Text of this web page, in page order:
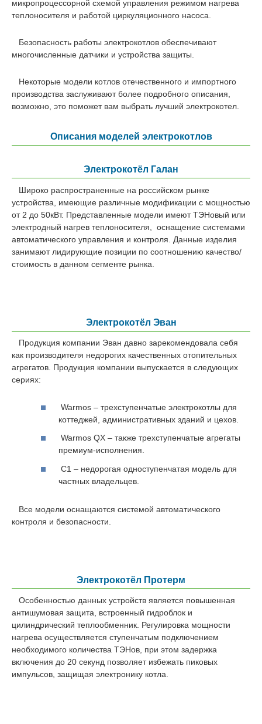
микропроцессорной схемой управления режимом нагрева
теплоносителя и работой циркуляционного насоса.
Безопасность работы электрокотлов обеспечивают
многочисленные датчики и устройства защиты.
Некоторые модели котлов отечественного и импортного
производства заслуживают более подробного описания,
возможно, это поможет вам выбрать лучший электрокотел.
Описания моделей электрокотлов
Электрокотёл Галан
Широко распространенные на российском рынке
устройства, имеющие различные модификации с мощностью
от 2 до 50кВт. Представленные модели имеют ТЭНовый или
электродный нагрев теплоносителя, оснащение системами
автоматического управления и контроля. Данные изделия
занимают лидирующие позиции по соотношению качество/
стоимость в данном сегменте рынка.
Электрокотёл Эван
Продукция компании Эван давно зарекомендовала себя
как производителя недорогих качественных отопительных
агрегатов. Продукция компании выпускается в следующих
сериях:
Warmos – трехступенчатые электрокотлы для
коттеджей, административных зданий и цехов.
Warmos QX – также трехступенчатые агрегаты
премиум-исполнения.
С1 – недорогая одноступенчатая модель для
частных владельцев.
Все модели оснащаются системой автоматического
контроля и безопасности.
Электрокотёл Протерм
Особенностью данных устройств является повышенная
антишумовая защита, встроенный гидроблок и
цилиндрический теплообменник. Регулировка мощности
нагрева осуществляется ступенчатым подключением
необходимого количества ТЭНов, при этом задержка
включения до 20 секунд позволяет избежать пиковых
импульсов, защищая электронику котла.